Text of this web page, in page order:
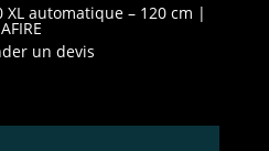
XL automatique – 120 cm |
AFIRE
un devis